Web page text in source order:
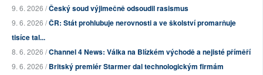
9. 6. 2026 /Český soud výjimečně odsoudil rasismus
9. 6. 2026 /ČR: Stát prohlubuje nerovnosti a ve školství promarňuje
tisíce tal...
8. 6. 2026 /Channel 4 News: Válka na Blízkém východě a nejisté příměří
9. 6. 2026 /Britský premiér Starmer dal technologickým firmám